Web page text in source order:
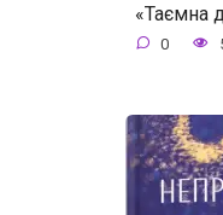
«Таємна
0